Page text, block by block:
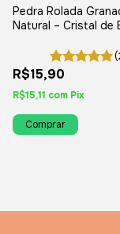
Pedra Rolada
Natural – Cristal de
R$15,90
R$15,11 com Pix